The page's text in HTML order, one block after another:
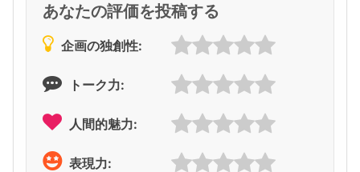
あなたの評価を投稿する
企画の独創性:
トーク力:
人間的魅力:
表現力: